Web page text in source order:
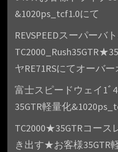
&1020ps_tcf1.0にて
REVSPEEDスーパーバ
ヤRE71RSにてオーバ
富士スピードウェイ1ﾞ
35GTR軽量化
TC2000★35GTRコース
き出す★お客様35GTR